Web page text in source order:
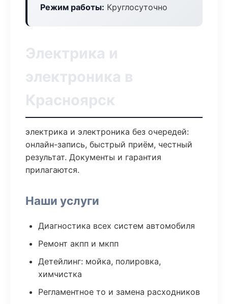
Режим работы: Круглосуточно
Электрика и
электроника в
Красноярск
электрика и электроника без очередей:
онлайн-запись, быстрый приём, честный
результат. Документы и гарантия
прилагаются.
Наши услуги
Диагностика всех систем автомобиля
Ремонт акпп и мкпп
Детейлинг: мойка, полировка,
химчистка
Регламентное то и замена расходников